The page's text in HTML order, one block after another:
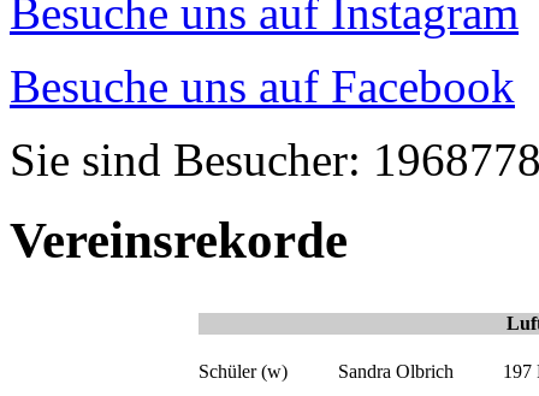
Besuche uns auf Instagram
Besuche uns auf Facebook
Sie sind Besucher:
Vereinsrekorde
Schüler (w) Sandra Olbrich
197